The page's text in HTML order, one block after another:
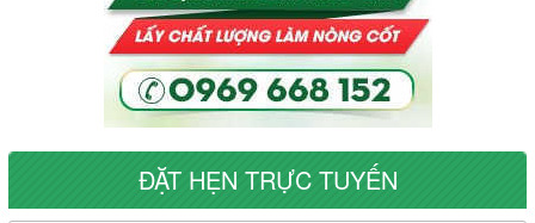
ĐẶT HẸN TRỰC TUYẾN